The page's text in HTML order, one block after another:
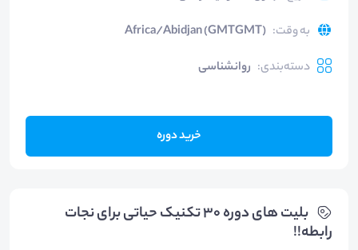
به وقت:
Africa/Abidjan (GMTGMT)
دسته‌بندی: روانشناسی
خرید دوره
بلیت های دوره 30 تکنیک حیاتی برای نجات
رابطه!!